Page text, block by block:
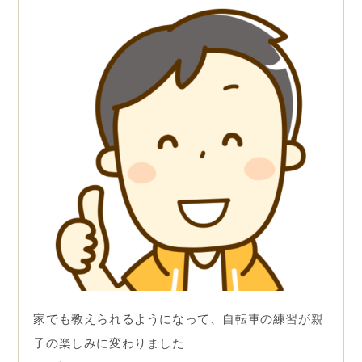
家でも教えられるようになって、自転車の練習が親
子の楽しみに変わりました